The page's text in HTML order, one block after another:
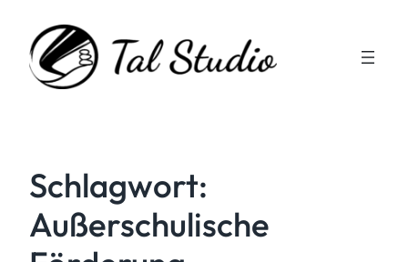
Inhalt
springen
Schlagwort:
Außerschulische